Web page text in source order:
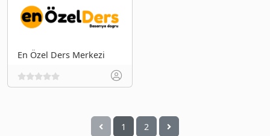
En Özel Ders Merkezi
1 2